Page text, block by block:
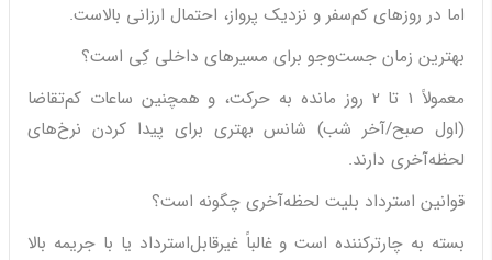
اما در روزهای کم‌سفر و نزدیک پرواز، احتمال ارزانی بالاست.
بهترین زمان جست‌وجو برای مسیرهای داخلی کِی است؟
معمولاً 1 تا 2 روز مانده به حرکت، و همچنین ساعات کم‌تقاضا
(اول صبح/آخر شب) شانس بهتری برای پیدا کردن نرخ‌های
لحظه‌آخری دارند.
قوانین استرداد بلیت لحظه‌آخری چگونه است؟
بسته به چارترکننده است و غالباً غیرقابل‌استرداد یا با جریمه بالا